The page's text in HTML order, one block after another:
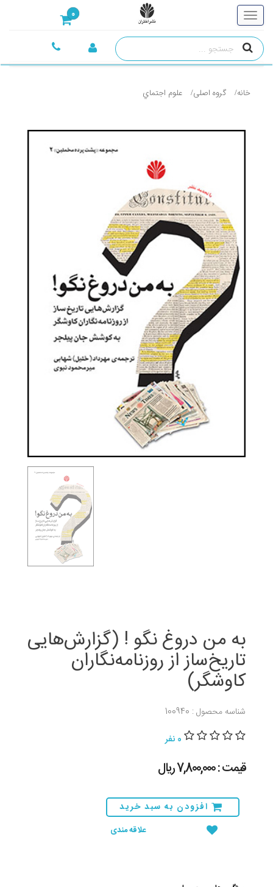
0
خانه گروه اصلی علوم اجتماي
به من دروغ نگو ! (گزارش‌هایی
تاریخ‌ساز از روزنامه‌نگاران
کاوشگر)
شناسه محصول : 100940
0 نفر
قیمت : 7,800,000 ريال
افزودن به سبد خرید
علاقه مندی